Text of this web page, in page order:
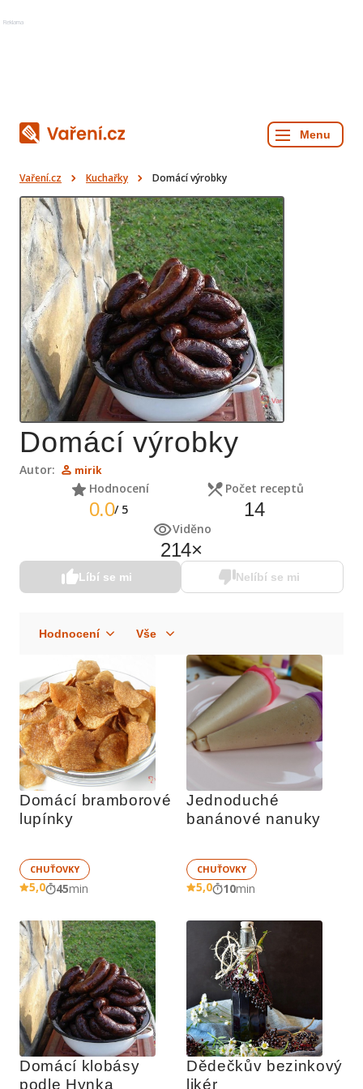
Reklama
Vaření.cz Kuchařky Domácí výrobky
Domácí výrobky
Autor: mirik
Hodnocení
0.0/ 5
Počet receptů
14
Viděno
214×
Líbí se mi Nelíbí se mi
Domácí bramborové
lupínky
CHUŤOVKY
5,0 45min
Jednoduché
banánové nanuky
CHUŤOVKY
5,0 10min
Domácí klobásy
podle Hynka
Dědečkův bezinkový
likér